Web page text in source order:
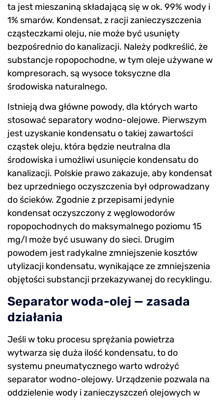
ta jest mieszaniną składającą się w ok. 99% wody i
1% smarów. Kondensat, z racji zanieczyszczenia
cząsteczkami oleju, nie może być usunięty
bezpośrednio do kanalizacji. Należy podkreślić, że
substancje ropopochodne, w tym oleje używane w
kompresorach, są wysoce toksyczne dla
środowiska naturalnego.
Istnieją dwa główne powody, dla których warto
stosować separatory wodno-olejowe. Pierwszym
jest uzyskanie kondensatu o takiej zawartości
cząstek oleju, która będzie neutralna dla
środowiska i umożliwi usunięcie kondensatu do
kanalizacji. Polskie prawo zakazuje, aby kondensat
bez uprzedniego oczyszczenia był odprowadzany
do ścieków. Zgodnie z przepisami jedynie
kondensat oczyszczony z węglowodorów
ropopochodnych do maksymalnego poziomu 15
mg/l może być usuwany do sieci. Drugim
powodem jest radykalne zmniejszenie kosztów
utylizacji kondensatu, wynikające ze zmniejszenia
objętości substancji przekazywanej do recyklingu.
Separator woda-olej — zasada
działania
Jeśli w toku procesu sprężania powietrza
wytwarza się duża ilość kondensatu, to do
systemu pneumatycznego warto wdrożyć
separator wodno-olejowy. Urządzenie pozwala na
oddzielenie wody i zanieczyszczeń olejowych w